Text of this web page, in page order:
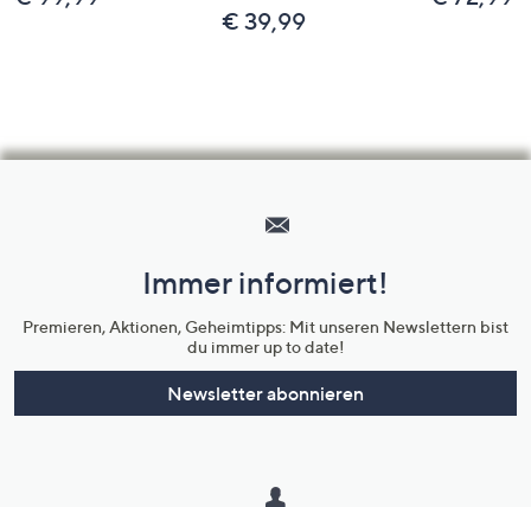
€ 39,99
Unternehmensinformationen
Immer informiert!
Premieren, Aktionen, Geheimtipps: Mit unseren Newslettern bist
du immer up to date!
Newsletter abonnieren